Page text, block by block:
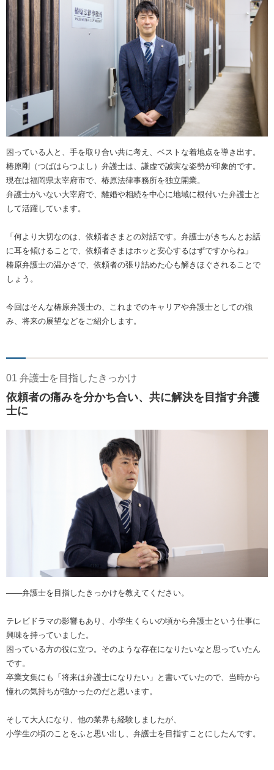
困っている人と、手を取り合い共に考え、ベストな着地点を導き出す。
椿原剛（つばはらつよし）弁護士は、謙虚で誠実な姿勢が印象的です。
現在は福岡県太宰府市で、椿原法律事務所を独立開業。
弁護士がいない大宰府で、離婚や相続を中心に地域に根付いた弁護士と
して活躍しています。
「何より大切なのは、依頼者さまとの対話です。弁護士がきちんとお話
に耳を傾けることで、依頼者さまはホッと安心するはずですからね」
椿原弁護士の温かさで、依頼者の張り詰めた心も解きほぐされることで
しょう。
今回はそんな椿原弁護士の、これまでのキャリアや弁護士としての強
み、将来の展望などをご紹介します。
01 弁護士を目指したきっかけ
依頼者の痛みを分かち合い、共に解決を目指す弁護
士に
――弁護士を目指したきっかけを教えてください。
テレビドラマの影響もあり、小学生くらいの頃から弁護士という仕事に
興味を持っていました。
困っている方の役に立つ。そのような存在になりたいなと思っていたん
です。
卒業文集にも「将来は弁護士になりたい」と書いていたので、当時から
憧れの気持ちが強かったのだと思います。
そして大人になり、他の業界も経験しましたが、
小学生の頃のことをふと思い出し、弁護士を目指すことにしたんです。